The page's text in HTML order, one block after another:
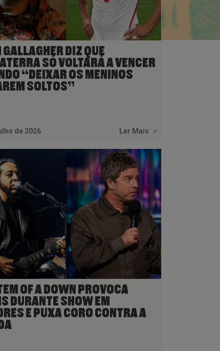
GALLAGHER DIZ QUE
SÓ VOLTARÁ A VENCER
“DEIXAR OS MENINOS
SOLTOS”
de 2026 Ler Mais >
OF A DOWN PROVOCA
DURANTE SHOW EM
E PUXA CORO CONTRA A